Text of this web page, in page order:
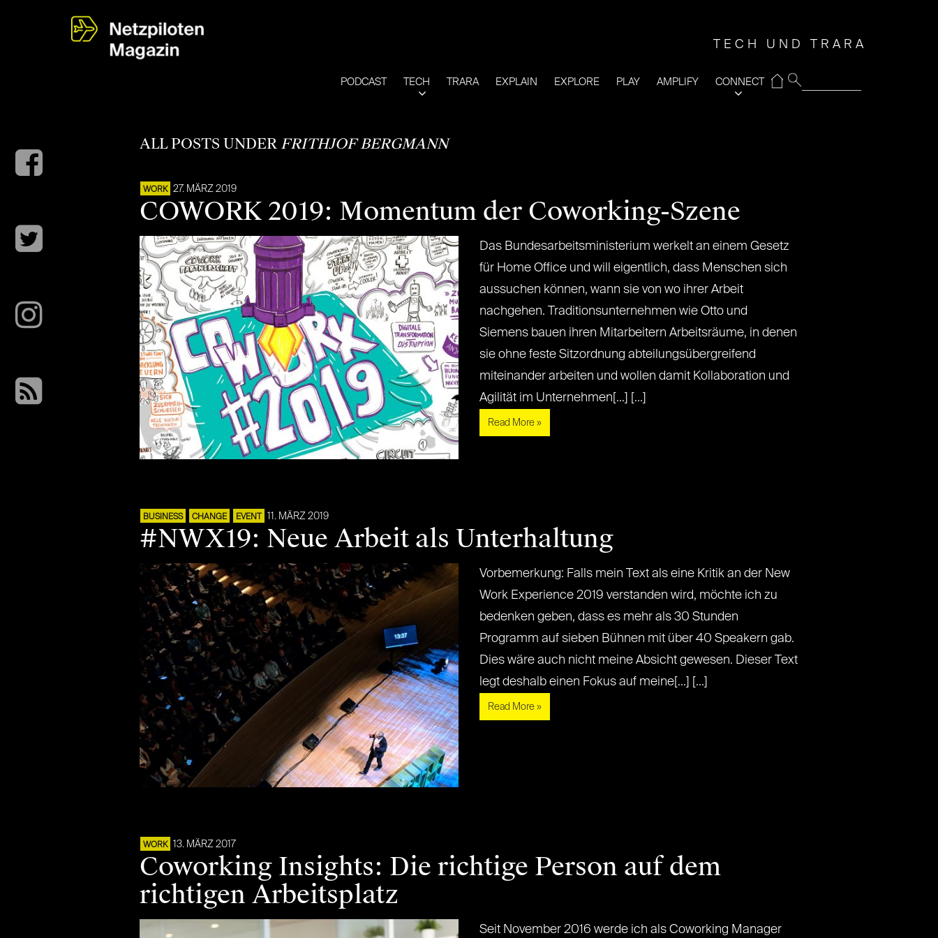
TECH UND TRARA
PODCAST TECH TRARA EXPLAIN EXPLORE PLAY AMPLIFY CONNECT
⌂
ALL POSTS UNDER FRITHJOF BERGMANN
WORK 27. MÄRZ 2019
COWORK 2019: Momentum der Coworking-Szene
Das Bundesarbeitsministerium werkelt an einem Gesetz
für Home Office und will eigentlich, dass Menschen sich
aussuchen können, wann sie von wo ihrer Arbeit
nachgehen. Traditionsunternehmen wie Otto und
Siemens bauen ihren Mitarbeitern Arbeitsräume, in denen
sie ohne feste Sitzordnung abteilungsübergreifend
miteinander arbeiten und wollen damit Kollaboration und
Agilität im Unternehmen[...] [...]
Read More »
BUSINESS CHANGE EVENT 11. MÄRZ 2019
#NWX19: Neue Arbeit als Unterhaltung
Vorbemerkung: Falls mein Text als eine Kritik an der New
Work Experience 2019 verstanden wird, möchte ich zu
bedenken geben, dass es mehr als 30 Stunden
Programm auf sieben Bühnen mit über 40 Speakern gab.
Dies wäre auch nicht meine Absicht gewesen. Dieser Text
legt deshalb einen Fokus auf meine[...] [...]
Read More »
WORK 13. MÄRZ 2017
Coworking Insights: Die richtige Person auf dem
richtigen Arbeitsplatz
Seit November 2016 werde ich als Coworking Manager